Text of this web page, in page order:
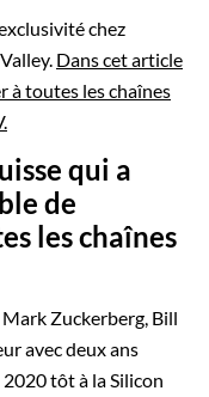
chez
Dans cet article
à toutes les chaînes
qui a
de
les chaînes
Mark Zuckerberg, Bill
avec deux ans
tôt à la Silicon